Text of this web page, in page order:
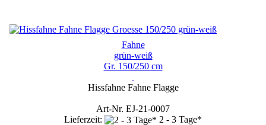
Fahne
grün-weiß
Gr. 150/250 cm
Hissfahne Fahne Flagge
Art-Nr. EJ-21-0007
Lieferzeit:
2 - 3 Tage*